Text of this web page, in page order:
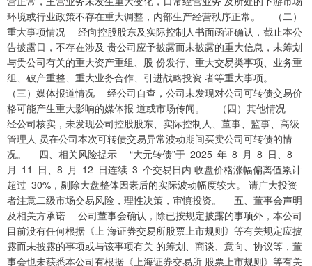
环境或行业政策不存在重大调整，内部生产经营秩序正常。 （二）
重大事项情况 经向控股股东及实际控制人书面函证确认，截止本公
告披露日，不存在涉及 贵公司应予披露而未披露的重大信息，未筹划
与贵公司有关的重大资产重组、股 份发行、重大交易类事项、业务重
组、破产重整、重大业务合作、引进战略投资 者等重大事项。
（三）媒体报道情况 经公司自查，公司未发现对公司可转债交易价
格可能产生重大影响的媒体报 道或市场传闻。 （四）其他情况
经公司核实，未发现公司控股股东、实际控制人、董事、监事、高级
管理人 员在公司本次可转债交易异常波动期间买卖公司可转债的情
况。 四、相关风险提示 “大元转债”于 2025 年 8 月 8 日、8
月 11 日、8 月 12 日连续 3 个交易日内 收盘价格涨幅偏离值累计
超过 30%，剔除大盘整体因素后的实际波动幅度较大。 请广大投资
者注意二级市场交易风险，理性决策，审慎投资。 五、董事会声明
及相关方承诺 公司董事会确认，除已按规定披露的事项外，本公司
目前没有任何根据《上 海证券交易所股票上市规则》等有关规定应披
露而未披露的事项或与该事项有关 的筹划、商谈、意向、协议等，董
事会也未获悉本公司有根据《上海证券交易所 股票上市规则》等有关